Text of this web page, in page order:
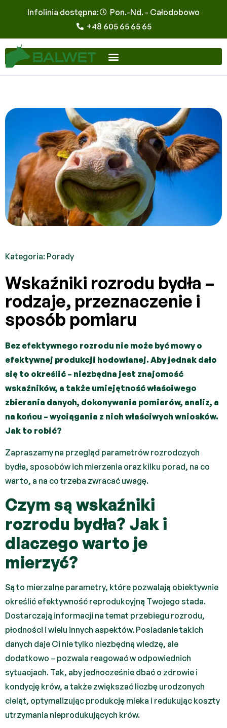
Infolinia dostępna:
Pon.-Nd. - Całodobowo
+48 605 65 65 65
Kategoria: Porady
Wskaźniki rozrodu bydła –
rodzaje, przeznaczenie i
sposób pomiaru
Bez efektywnego rozrodu nie może być mowy o
efektywnej produkcji hodowlanej. Aby jednak dało
się to określić – niezbędna jest znajomość
wskaźników, a także umiejętność właściwego
zbierania danych, dokonywania pomiarów, analiz, a
na końcu – wyciągania z nich właściwych wniosków.
Jak to robić?
Zapraszamy na przegląd parametrów rozrodczych
bydła, sposobów ich mierzenia oraz kilku porad, na co
warto, a na co trzeba zwracać uwagę.
Czym są wskaźniki
rozrodu bydła? Jak i
dlaczego warto je
mierzyć?
Są to mierzalne parametry, które pozwalają obiektywnie
określić efektywność reprodukcyjną Twojego stada.
Dostarczają informacji na temat przebiegu rozrodu,
płodności i wielu innych aspektów. Posiadanie takich
danych daje Ci nie tylko niezbędną wiedzę, ale
dodatkowo – pozwala reagować w odpowiednich
sytuacjach. Tak, aby jednocześnie dbać o zdrowie i
kondycję krów, a także zwiększać liczbę urodzonych
cieląt, optymalizując produkcję mleka i redukując koszty
utrzymania nieprodukujących krów.